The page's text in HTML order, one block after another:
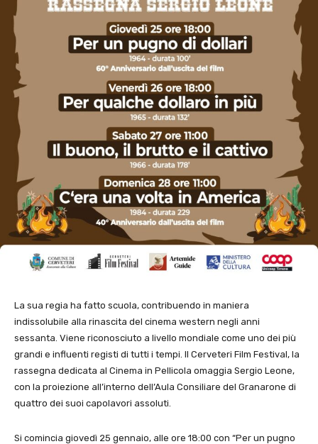
La sua regia ha fatto scuola, contribuendo in maniera
indissolubile alla rinascita del cinema western negli anni
sessanta. Viene riconosciuto a livello mondiale come uno dei più
grandi e influenti registi di tutti i tempi. Il Cerveteri Film Festival, la
rassegna dedicata al Cinema in Pellicola omaggia Sergio Leone,
con la proiezione all’interno dell’Aula Consiliare del Granarone di
quattro dei suoi capolavori assoluti.
Si comincia giovedì 25 gennaio, alle ore 18:00 con “Per un pugno